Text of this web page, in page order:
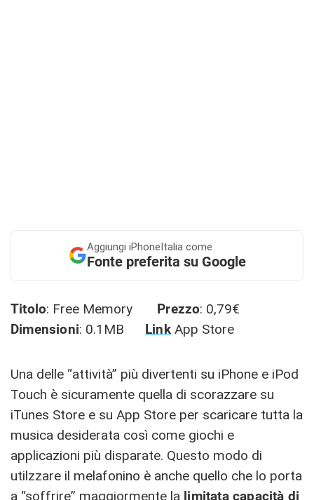
Aggiungi iPhoneItalia come
Fonte preferita su Google
Titolo: Free Memory Prezzo: 0,79€
Dimensioni: 0.1MB LinkApp Store
Una delle “attività” più divertenti su iPhone e iPod
Touch è sicuramente quella di scorazzare su
iTunes Store e su App Store per scaricare tutta la
musica desiderata così come giochi e
applicazioni più disparate. Questo modo di
utilzzare il melafonino è anche quello che lo porta
a “soffrire” maggiormente la limitata capacità di